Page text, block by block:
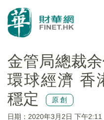
金管局總裁
環球經濟 香
穩定
原創
日期：2020年3月2日 下午2:11